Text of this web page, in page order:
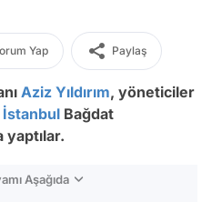
Yap Paylaş
Aziz Yıldırım, yöneticiler
İstanbul Bağdat
yaptılar.
Aşağıda